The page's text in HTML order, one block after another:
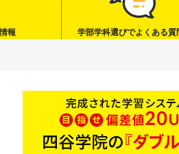
報 学部学科選びでよくある質